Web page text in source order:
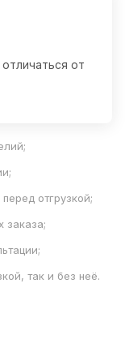
от
отгрузкой;
заказа;
так и без неё.